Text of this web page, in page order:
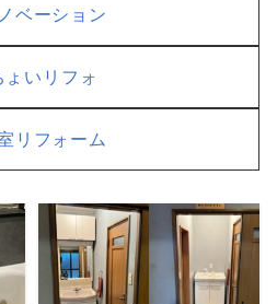
ベーション
ょいリフォ
リフォーム